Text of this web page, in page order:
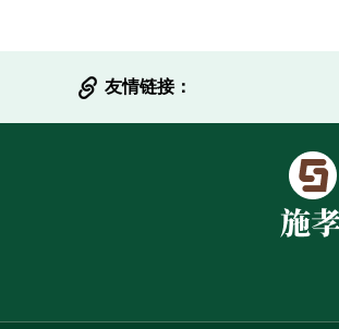
友情链接：